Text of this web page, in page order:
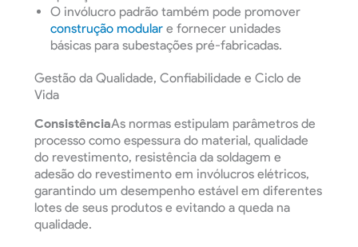
O invólucro padrão também pode promover
construção modulare fornecer unidades
básicas para subestações pré-fabricadas.
Gestão da Qualidade, Confiabilidade e Ciclo de
Vida
ConsistênciaAs normas estipulam parâmetros de
processo como espessura do material, qualidade
do revestimento, resistência da soldagem e
adesão do revestimento em invólucros elétricos,
garantindo um desempenho estável em diferentes
lotes de seus produtos e evitando a queda na
qualidade.